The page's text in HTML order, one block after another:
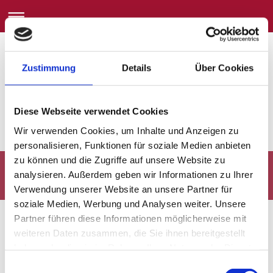
Zustimmung Details Über Cookies
Diese Webseite verwendet Cookies
Wir verwenden Cookies, um Inhalte und Anzeigen zu
personalisieren, Funktionen für soziale Medien anbieten
zu können und die Zugriffe auf unsere Website zu
analysieren. Außerdem geben wir Informationen zu Ihrer
Verwendung unserer Website an unsere Partner für
soziale Medien, Werbung und Analysen weiter. Unsere
Partner führen diese Informationen möglicherweise mit
weiteren Daten zusammen, die Sie ihnen bereitgestellt